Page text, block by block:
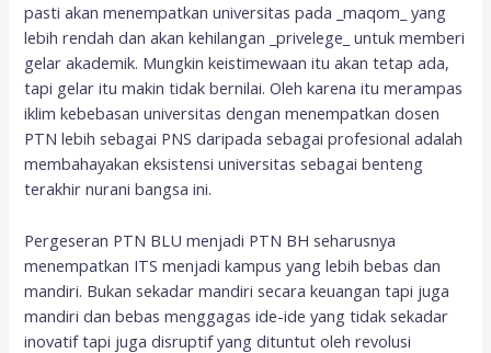
pasti akan menempatkan universitas pada _maqom_ yang
lebih rendah dan akan kehilangan _privelege_ untuk memberi
gelar akademik. Mungkin keistimewaan itu akan tetap ada,
tapi gelar itu makin tidak bernilai. Oleh karena itu merampas
iklim kebebasan universitas dengan menempatkan dosen
PTN lebih sebagai PNS daripada sebagai profesional adalah
membahayakan eksistensi universitas sebagai benteng
terakhir nurani bangsa ini.
Pergeseran PTN BLU menjadi PTN BH seharusnya
menempatkan ITS menjadi kampus yang lebih bebas dan
mandiri. Bukan sekadar mandiri secara keuangan tapi juga
mandiri dan bebas menggagas ide-ide yang tidak sekadar
inovatif tapi juga disruptif yang dituntut oleh revolusi